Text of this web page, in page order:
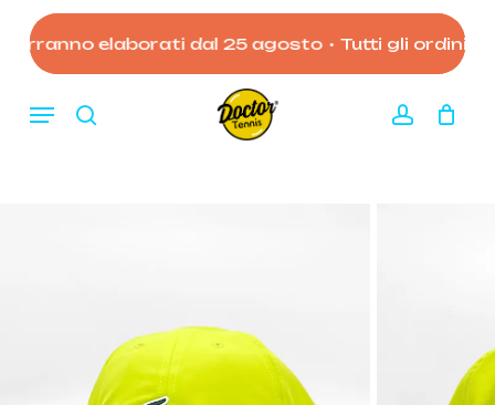
main
elaborati dal 25 agosto • Tutti gli ordini
search account
Menu
Carrello Close
Cart